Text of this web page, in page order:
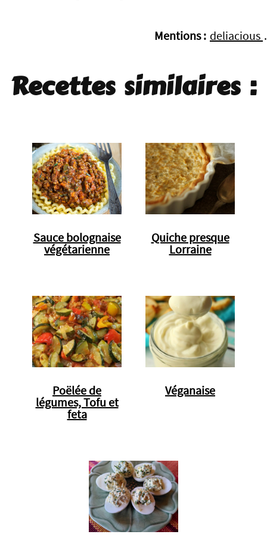
Mentions : deliacious .
Recettes similaires :
Sauce bolognaise
végétarienne
Quiche presque
Lorraine
Poëlée de
légumes, Tofu et
feta
Véganaise